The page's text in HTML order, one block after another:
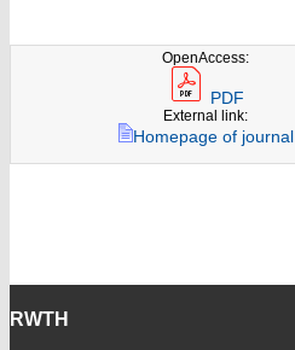
OpenAccess:
PDF
External link:
Homepage of journal
RWTH